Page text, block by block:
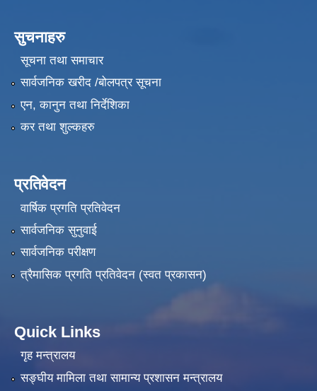
सुचनाहरु
सूचना तथा समाचार
सार्वजनिक खरीद /बोलपत्र सूचना
एन, कानुन तथा निर्देशिका
कर तथा शुल्कहरु
प्रतिवेदन
वार्षिक प्रगति प्रतिवेदन
सार्वजनिक सुनुवाई
सार्वजनिक परीक्षण
त्रैमासिक प्रगति प्रतिवेदन (स्वत प्रकासन)
Quick Links
गृह मन्त्रालय
सङ्‍घीय मामिला तथा सामान्य प्रशासन मन्त्रालय